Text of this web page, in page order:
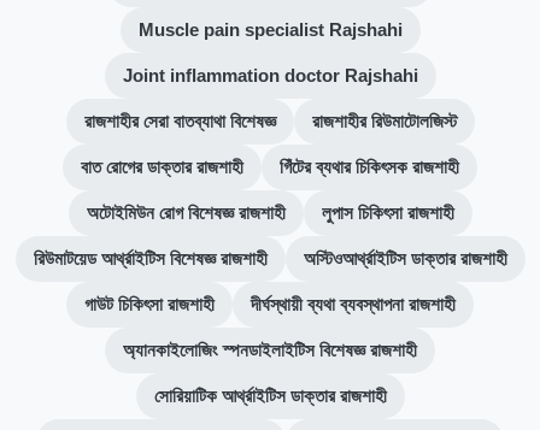
Muscle pain specialist Rajshahi
Joint inflammation doctor Rajshahi
রাজশাহীর সেরা বাতব্যাথা বিশেষজ্ঞ রাজশাহীর রিউমাটোলজিস্ট
বাত রোগের ডাক্তার রাজশাহী গিঁটের ব্যথার চিকিৎসক রাজশাহী
অটোইমিউন রোগ বিশেষজ্ঞ রাজশাহী লুপাস চিকিৎসা রাজশাহী
রিউমাটয়েড আর্থ্রাইটিস বিশেষজ্ঞ রাজশাহী অস্টিওআর্থ্রাইটিস ডাক্তার রাজশাহী
গাউট চিকিৎসা রাজশাহী দীর্ঘস্থায়ী ব্যথা ব্যবস্থাপনা রাজশাহী
অ্যানকাইলোজিং স্পনডাইলাইটিস বিশেষজ্ঞ রাজশাহী
সোরিয়াটিক আর্থ্রাইটিস ডাক্তার রাজশাহী